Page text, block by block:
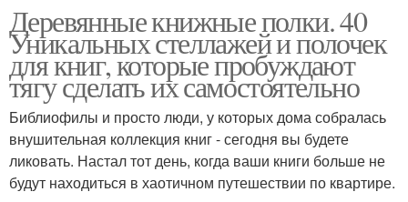
Деревянные книжные полки. 40
Уникальных стеллажей и полочек
для книг, которые пробуждают
тягу сделать их самостоятельно
Библиофилы и просто люди, у которых дома собралась
внушительная коллекция книг - сегодня вы будете
ликовать. Настал тот день, когда ваши книги больше не
будут находиться в хаотичном путешествии по квартире.